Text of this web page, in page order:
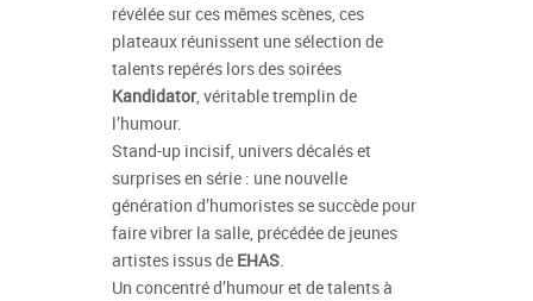
révélée sur ces mêmes scènes, ces
plateaux réunissent une sélection de
talents repérés lors des soirées
Kandidator , véritable tremplin de
l’humour.
Stand-up incisif, univers décalés et
surprises en série : une nouvelle
génération d’humoristes se succède pour
faire vibrer la salle, précédée de jeunes
artistes issus de EHAS
Un concentré d’humour et de talents à